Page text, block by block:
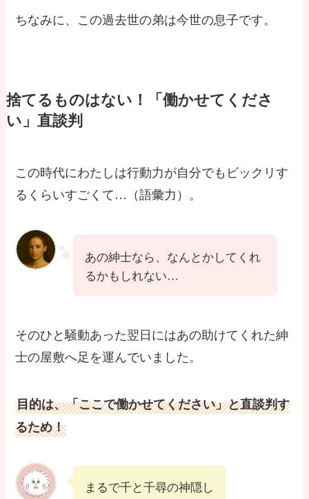
ちなみに、この過去世の弟は今世の息子です。
捨てるものはない！「働かせてくださ
い」直談判
この時代にわたしは行動力が自分でもビックリす
るくらいすごくて…（語彙力）。
あの紳士なら、なんとかしてくれ
るかもしれない…
そのひと騒動あった翌日にはあの助けてくれた紳
士の屋敷へ足を運んでいました。
目的は、「ここで働かせてください」と直談判す
るため！
まるで千と千尋の神隠し